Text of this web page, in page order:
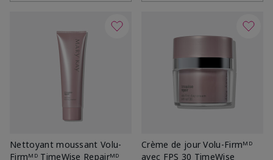
Nettoyant moussant Volu-
Firmᴹᴰ TimeWise Repairᴹᴰ
Crème de jour Volu-Firmᴹᴰ
avec FPS 30 TimeWise